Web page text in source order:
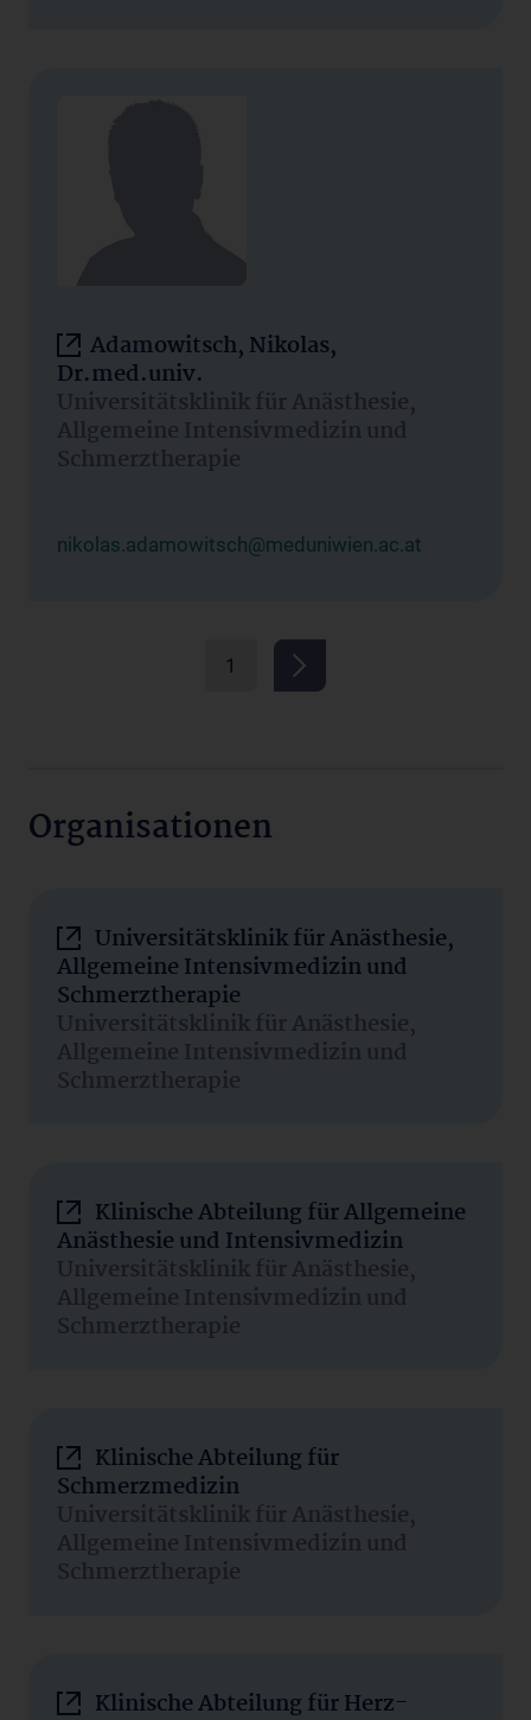
Adamowitsch, Nikolas,
Dr.med.univ.
Universitätsklinik für Anästhesie,
Allgemeine Intensivmedizin und
Schmerztherapie
nikolas.adamowitsch@meduniwien.ac.at
1
Organisationen
Universitätsklinik für Anästhesie,
Allgemeine Intensivmedizin und
Schmerztherapie
Universitätsklinik für Anästhesie,
Allgemeine Intensivmedizin und
Schmerztherapie
Klinische Abteilung für Allgemeine
Anästhesie und Intensivmedizin
Universitätsklinik für Anästhesie,
Allgemeine Intensivmedizin und
Schmerztherapie
Klinische Abteilung für
Schmerzmedizin
Universitätsklinik für Anästhesie,
Allgemeine Intensivmedizin und
Schmerztherapie
Klinische Abteilung für Herz-